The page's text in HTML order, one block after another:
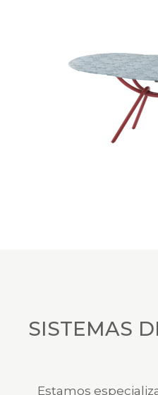
SISTEMAS
Estamos